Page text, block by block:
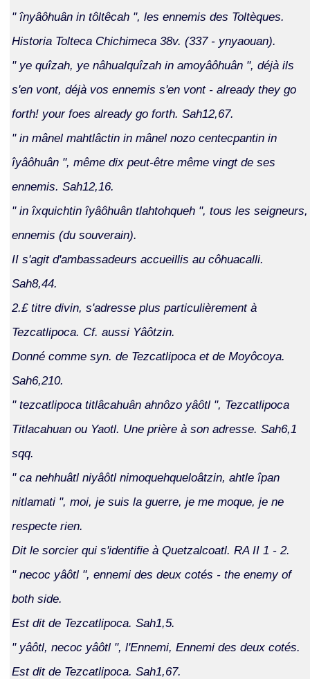
" înyâôhuân in tôltêcah ", les ennemis des Toltèques.
Historia Tolteca Chichimeca 38v. (337 - ynyaouan).
" ye quîzah, ye nâhualquîzah in amoyâôhuân ", déjà ils
s'en vont, déjà vos ennemis s'en vont - already they go
forth! your foes already go forth. Sah12,67.
" in mânel mahtlâctin in mânel nozo centecpantin in
îyâôhuân ", même dix peut-être même vingt de ses
ennemis. Sah12,16.
" in îxquichtin îyâôhuân tlahtohqueh ", tous les seigneurs,
ennemis (du souverain).
II s'agit d'ambassadeurs accueillis au côhuacalli.
Sah8,44.
2.£ titre divin, s'adresse plus particulièrement à
Tezcatlipoca. Cf. aussi Yâôtzin.
Donné comme syn. de Tezcatlipoca et de Moyôcoya.
Sah6,210.
" tezcatlipoca titlâcahuân ahnôzo yâôtl ", Tezcatlipoca
Titlacahuan ou Yaotl. Une prière à son adresse. Sah6,1
sqq.
" ca nehhuâtl niyâôtl nimoquehqueloâtzin, ahtle îpan
nitlamati ", moi, je suis la guerre, je me moque, je ne
respecte rien.
Dit le sorcier qui s'identifie à Quetzalcoatl. RA II 1 - 2.
" necoc yâôtl ", ennemi des deux cotés - the enemy of
both side.
Est dit de Tezcatlipoca. Sah1,5.
" yâôtl, necoc yâôtl ", l'Ennemi, Ennemi des deux cotés.
Est dit de Tezcatlipoca. Sah1,67.